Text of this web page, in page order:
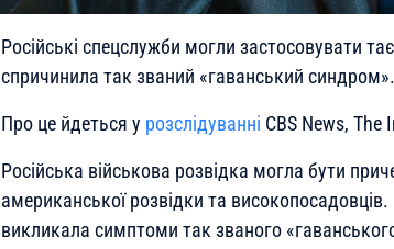
Російські спецслужби могли застосовувати
спричинила так званий «гаванський синдром».
Про це йдеться у розслідуванні CBS News, The
Російська військова розвідка могла бути
американської розвідки та
викликала симптоми так званого